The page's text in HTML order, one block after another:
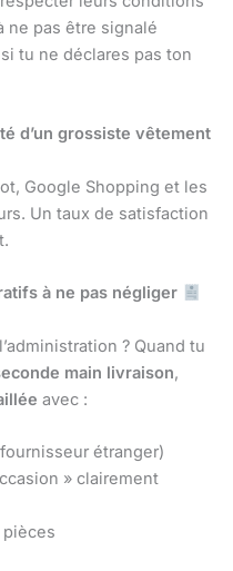
ne pas être signalé
tu ne déclares pas ton
d’un grossiste vêtement
Google Shopping et les
Un taux de satisfaction
à ne pas négliger
? Quand tu
main livraison,
avec :
étranger)
» clairement